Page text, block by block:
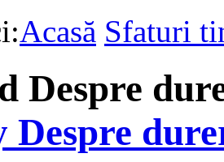
Acasă Sfaturi
Despre
Despre